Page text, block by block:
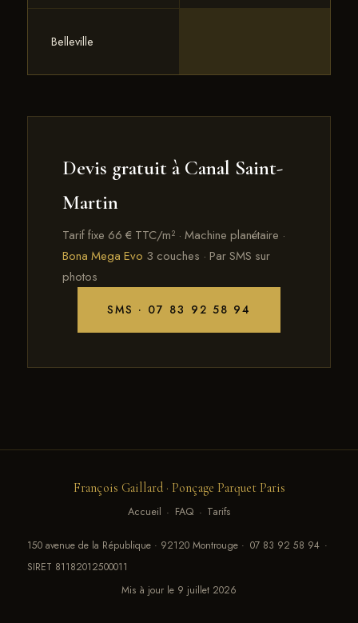
Belleville
Devis gratuit à Canal Saint-
Martin
Tarif fixe 66 € TTC/m² · Machine planétaire ·
Bona Mega Evo 3 couches · Par SMS sur
photos
SMS · 07 83 92 58 94
François Gaillard · Ponçage Parquet Paris
Accueil · FAQ · Tarifs
150 avenue de la République · 92120 Montrouge · 07 83 92 58 94 ·
SIRET 81182012500011
Mis à jour le 9 juillet 2026